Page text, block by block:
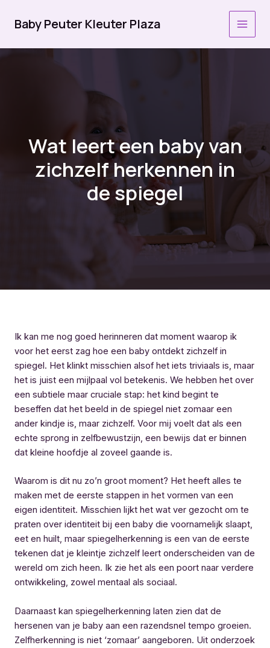
naar
inhoud
Baby Peuter Kleuter Plaza
Wat leert een baby van
zichzelf herkennen in
de spiegel
Ik kan me nog goed herinneren dat moment waarop ik
voor het eerst zag hoe een baby ontdekt zichzelf in
spiegel. Het klinkt misschien alsof het iets triviaals is, maar
het is juist een mijlpaal vol betekenis. We hebben het over
een subtiele maar cruciale stap: het kind begint te
beseffen dat het beeld in de spiegel niet zomaar een
ander kindje is, maar zichzelf. Voor mij voelt dat als een
echte sprong in zelfbewustzijn, een bewijs dat er binnen
dat kleine hoofdje al zoveel gaande is.
Waarom is dit nu zo’n groot moment? Het heeft alles te
maken met de eerste stappen in het vormen van een
eigen identiteit. Misschien lijkt het wat ver gezocht om te
praten over identiteit bij een baby die voornamelijk slaapt,
eet en huilt, maar spiegelherkenning is een van de eerste
tekenen dat je kleintje zichzelf leert onderscheiden van de
wereld om zich heen. Ik zie het als een poort naar verdere
ontwikkeling, zowel mentaal als sociaal.
Daarnaast kan spiegelherkenning laten zien dat de
hersenen van je baby aan een razendsnel tempo groeien.
Zelfherkenning is niet ‘zomaar’ aangeboren. Uit onderzoek